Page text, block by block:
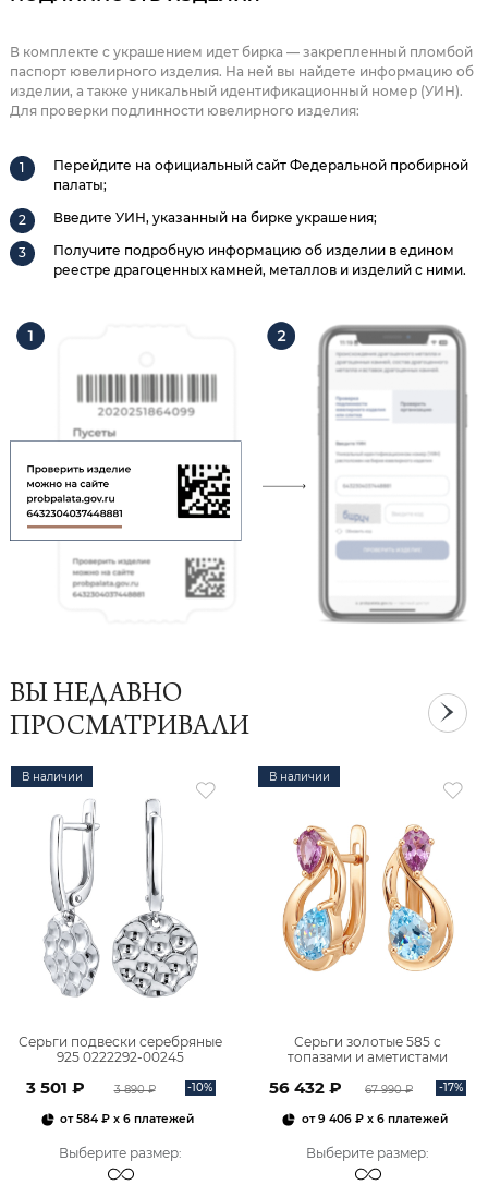
В комплекте с украшением идет бирка — закрепленный пломбой
паспорт ювелирного изделия. На ней вы найдете информацию об
изделии, а также уникальный идентификационный номер (УИН).
Для проверки подлинности ювелирного изделия:
Перейдите на официальный сайт Федеральной пробирной
палаты;
Введите УИН, указанный на бирке украшения;
Получите подробную информацию об изделии в едином
реестре драгоценных камней, металлов и изделий с ними.
ВЫ НЕДАВНО
ПРОСМАТРИВАЛИ
В наличии
Серьги подвески серебряные
925 0222292-00245
3 501 ₽ 3 890 ₽ -10%
от584 ₽ x 6 платежей
Выберите размер:
В наличии
Серьги золотые 585 с
топазами и аметистами
56 432 ₽ 67 990 ₽ -17%
от9 406 ₽x 6 платежей
Выберите размер: